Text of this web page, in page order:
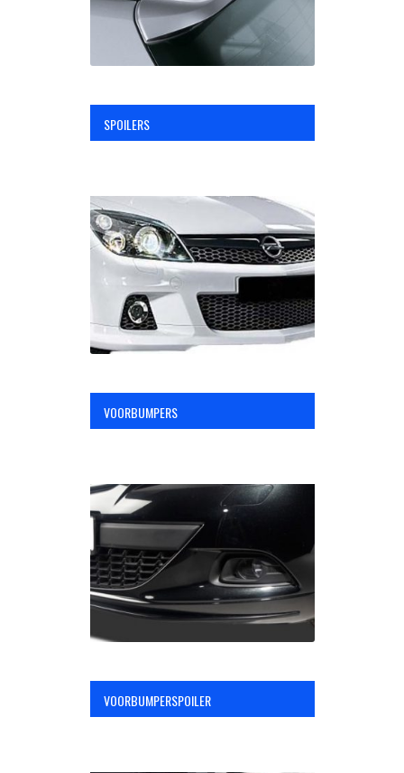
SPOILERS
VOORBUMPERS
VOORBUMPERSPOILER